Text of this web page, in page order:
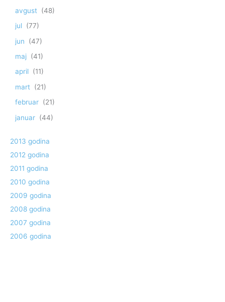
avgust (48)
jul (77)
jun
(47)
maj (41)
april (11)
mart (21)
februar (21)
januar (44)
2013 godina
2012 godina
2011 godina
2010 godina
2009 godina
2008 godina
2007 godina
2006 godina